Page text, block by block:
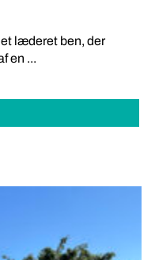
læderet ben, der
en ...